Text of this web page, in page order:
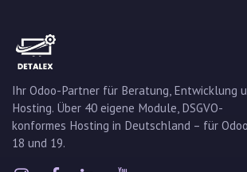
Ihr Odoo-Partner für Beratung, Entwicklung
Hosting. Über 40 eigene Module, DSGVO-
konformes Hosting in Deutschland – für
18 und 19.